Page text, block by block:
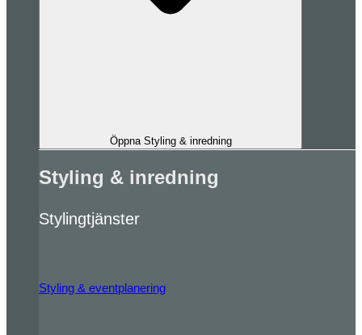
Öppna Styling & inredning
Styling & inredning
Stylingtjänster
Styling & eventplanering